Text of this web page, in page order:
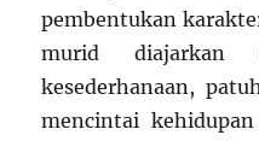
pembentukan
murid diajarkan
kesederhanaan,
mencintai